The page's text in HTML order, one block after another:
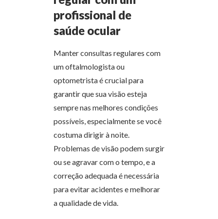
profissional de
saúde ocular
Manter consultas regulares com
um oftalmologista ou
optometrista é crucial para
garantir que sua visão esteja
sempre nas melhores condições
possíveis, especialmente se você
costuma dirigir à noite.
Problemas de visão podem surgir
ou se agravar com o tempo, e a
correção adequada é necessária
para evitar acidentes e melhorar
a qualidade de vida.